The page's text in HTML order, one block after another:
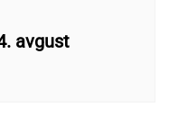
avgust